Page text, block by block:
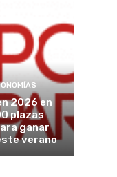
2026 en
plazas
ganar
verano